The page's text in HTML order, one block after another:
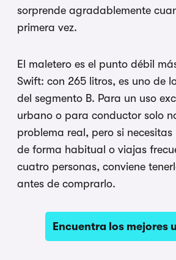
sorprende agradablemente
primera vez.
El maletero es el punto débil
Swift: con 265 litros, es uno de
del segmento B. Para un uso
urbano o para conductor solo
problema real, pero si
de forma habitual o viajas
cuatro personas, conviene
antes de comprarlo.
Encuentra los mejores